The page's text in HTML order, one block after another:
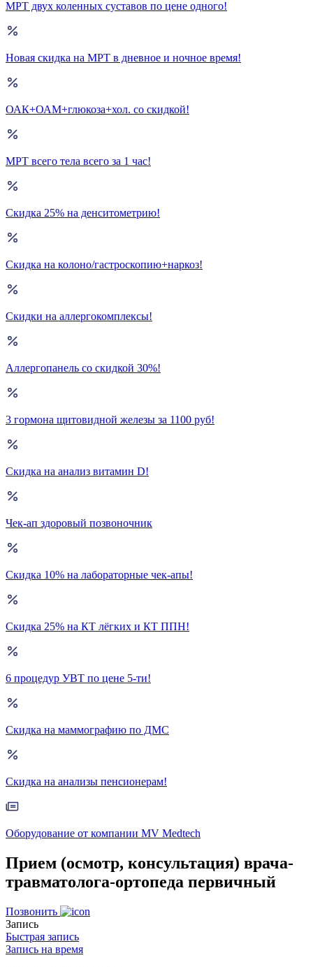
МРТ двух коленных суставов по цене одного!
Новая скидка на МРТ в дневное и ночное время!
ОАК+ОАМ+глюкоза+хол. со скидкой!
МРТ всего тела всего за 1 час!
Скидка 25% на денситометрию!
Скидка на колоно/гастроскопию+наркоз!
Скидки на аллергокомплексы!
Аллергопанель со скидкой 30%!
3 гормона щитовидной железы за 1100 руб!
Скидка на анализ витамин D!
Чек-ап здоровый позвоночник
Скидка 10% на лабораторные чек-апы!
Скидка 25% на КТ лёгких и КТ ППН!
6 процедур УВТ по цене 5-ти!
Скидка на маммографию по ДМС
Скидка на анализы пенсионерам!
Оборудование от компании MV Medtech
Прием (осмотр, консультация) врача-
травматолога-ортопеда первичный
Позвонить
Запись
Быстрая запись
Запись на время